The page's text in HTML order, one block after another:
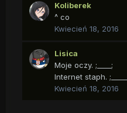
Koliberek
^ co
Kwiecień 18, 2016
Lisica
Moje oczy. ;____;
Internet staph.
Kwiecień 18, 2016